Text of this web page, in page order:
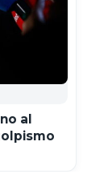
al